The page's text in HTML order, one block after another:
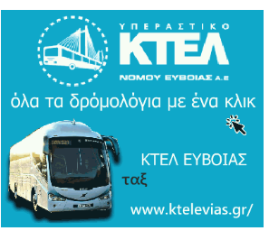
Βάκα Gate: Την περίμεναν στη
συνεδρίαση λογοδοσίας και αυτή
μοίραζε μετάλλια και έβλεπε τον
Παναθηναϊκό στο μπάσκετ / Τα άδεια
έδρανα της ξεφτίλας! (ΦΩΤΟ)
Ανεξάρτητος βουλευτής Γιάννης
Σαρακιώτης στο EviaZoom.gr:
«Τριτοκοσμικό το κράτος δικαίου στην
μπανανία του Μητσοτάκη, στο
στόχαστρο του καθεστώτος όσο ποτέ οι
"ενοχλητικοί" δημοσιογράφοι...»